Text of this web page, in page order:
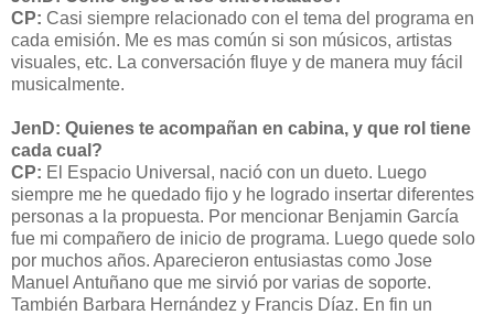
CP: Casi siempre relacionado con el tema del programa en
cada emisión. Me es mas común si son músicos, artistas
visuales, etc. La conversación fluye y de manera muy fácil
musicalmente.
JenD: Quienes te acompañan en cabina, y que rol tiene
cada cual?
CP: El Espacio Universal, nació con un dueto. Luego
siempre me he quedado fijo y he logrado insertar diferentes
personas a la propuesta. Por mencionar Benjamin García
fue mi compañero de inicio de programa. Luego quede solo
por muchos años. Aparecieron entusiastas como Jose
Manuel Antuñano que me sirvió por varias de soporte.
También Barbara Hernández y Francis Díaz. En fin un